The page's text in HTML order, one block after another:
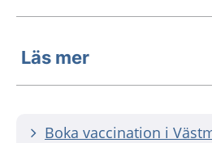
Läs mer
Boka vaccination i